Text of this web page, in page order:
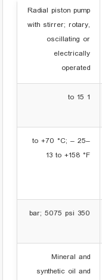
Radial piston pump
with stirrer; rotary,
oscillating or
electrically
operated
1 to 15
–25 to +70 °C; –
13 to +158 °F
350 bar; 5075 psi
Mineral and
synthetic oil and